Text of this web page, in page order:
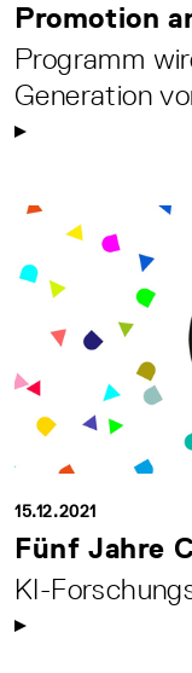
Promotion
Programm
Generation
15.12.2021
Fünf Jahre
KI-